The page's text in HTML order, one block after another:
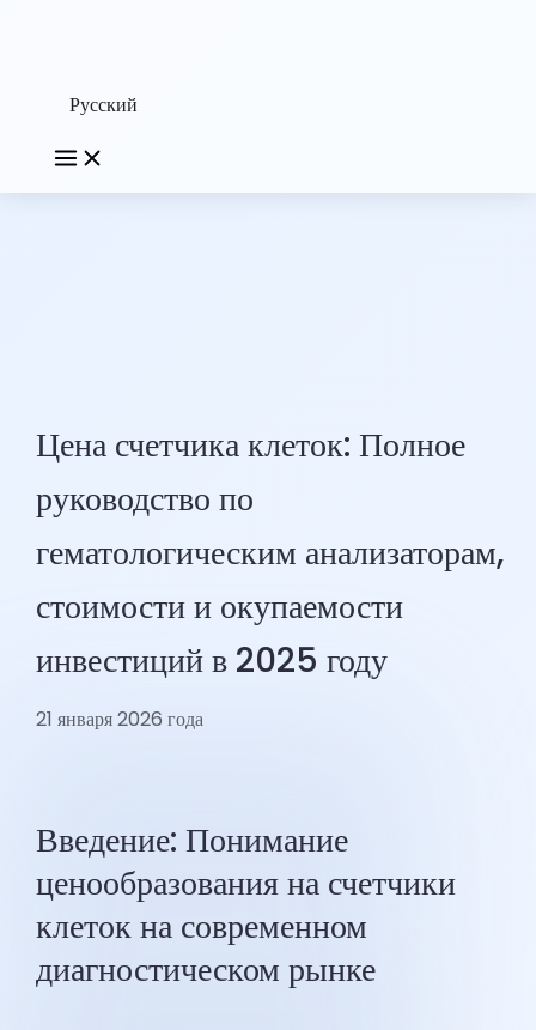
Русский
Цена счетчика клеток: Полное
руководство по
гематологическим анализаторам,
стоимости и окупаемости
инвестиций в 2025 году
21 января 2026 года
Введение: Понимание
ценообразования на счетчики
клеток на современном
диагностическом рынке